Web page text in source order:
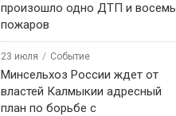
произошло одно ДТП и восемь
пожаров
23 июля Событие
Минсельхоз России ждет от
властей Калмыкии адресный
план по борьбе с